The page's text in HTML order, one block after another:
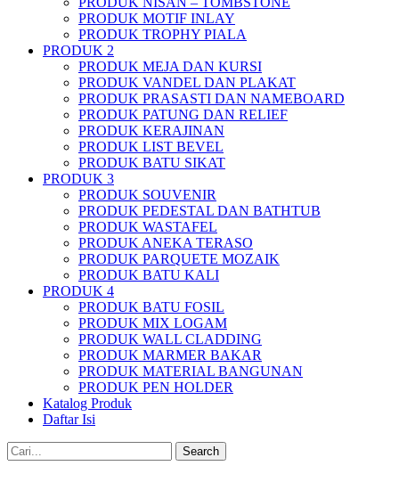
PRODUK MOTIF INLAY
PRODUK TROPHY PIALA
PRODUK 2
PRODUK MEJA DAN KURSI
PRODUK VANDEL DAN PLAKAT
PRODUK PRASASTI DAN NAMEBOARD
PRODUK PATUNG DAN RELIEF
PRODUK KERAJINAN
PRODUK LIST BEVEL
PRODUK BATU SIKAT
PRODUK 3
PRODUK SOUVENIR
PRODUK PEDESTAL DAN BATHTUB
PRODUK WASTAFEL
PRODUK ANEKA TERASO
PRODUK PARQUETE MOZAIK
PRODUK BATU KALI
PRODUK 4
PRODUK BATU FOSIL
PRODUK MIX LOGAM
PRODUK WALL CLADDING
PRODUK MARMER BAKAR
PRODUK MATERIAL BANGUNAN
PRODUK PEN HOLDER
Katalog Produk
Daftar Isi
Search